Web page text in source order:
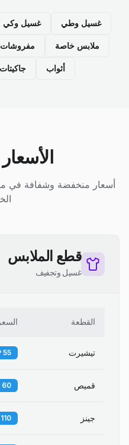
غسيل وطي غسيل وكي
ملابس خاصة مفروشات
أثواب جاكيتات
أسعار منخفضة وشفافة في
قطع الملابس
غسيل وتجفيف
القطعة السعر
تيشيرت 55 EGP
قميص 60 - 80 EGP
جينز 110 - 150 EGP